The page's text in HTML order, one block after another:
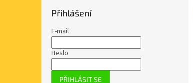
Přihlášení
E-mail
Heslo
PŘIHLÁSIT SE